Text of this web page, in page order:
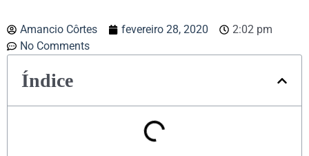
Amancio Côrtes fevereiro 28, 2020
2:02 pm
No Comments
Índice